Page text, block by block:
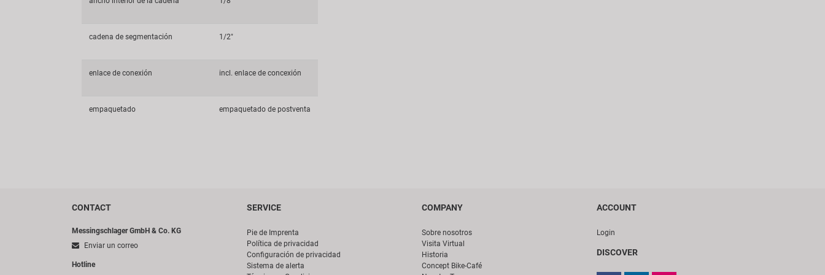
cadena de segmentación 1/2"
enlace de conexión incl. enlace de concexión
empaquetado empaquetado de postventa
CONTACT
Messingschlager GmbH & Co. KG
Enviar un correo
Hotline
SERVICE
Pie de Imprenta
Política de privacidad
Configuración de privacidad
Sistema de alerta
COMPANY
Sobre nosotros
Visita Virtual
Historia
Concept Bike-Café
ACCOUNT
Login
DISCOVER